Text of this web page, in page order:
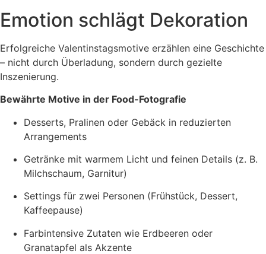
Emotion schlägt Dekoration
Erfolgreiche Valentinstagsmotive erzählen eine Geschichte
– nicht durch Überladung, sondern durch gezielte
Inszenierung.
Bewährte Motive in der Food-Fotografie
Desserts, Pralinen oder Gebäck in reduzierten
Arrangements
Getränke mit warmem Licht und feinen Details (z. B.
Milchschaum, Garnitur)
Settings für zwei Personen (Frühstück, Dessert,
Kaffeepause)
Farbintensive Zutaten wie Erdbeeren oder
Granatapfel als Akzente